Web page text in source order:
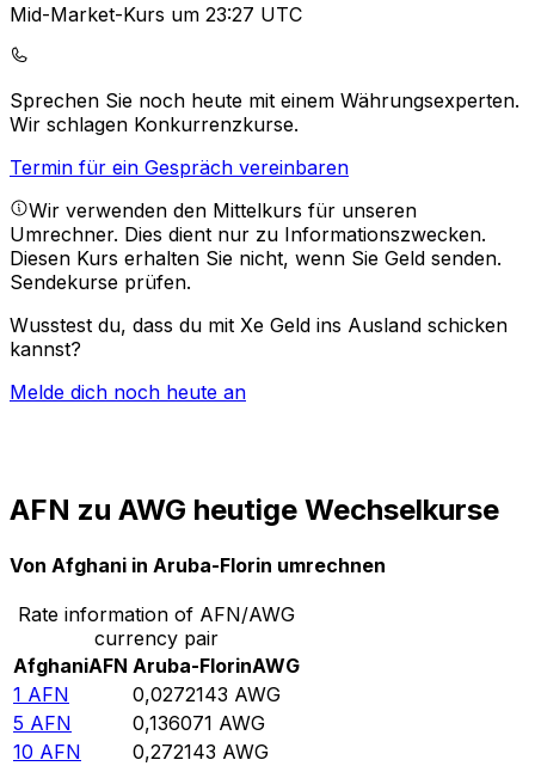
Mid-Market-Kurs um 23:27 UTC
Sprechen Sie noch heute mit einem Währungsexperten.
Wir schlagen Konkurrenzkurse.
Termin für ein Gespräch vereinbaren
Wir verwenden den Mittelkurs für unseren
Umrechner. Dies dient nur zu Informationszwecken.
Diesen Kurs erhalten Sie nicht, wenn Sie Geld senden.
Sendekurse prüfen.
Wusstest du, dass du mit Xe Geld ins Ausland schicken
kannst?
Melde dich noch heute an
AFN zu AWG heutige Wechselkurse
Von Afghani in Aruba-Florin umrechnen
Rate information of AFN/AWG
currency pair
AfghaniAFN Aruba-FlorinAWG
1 AFN 0,0272143 AWG
5 AFN 0,136071 AWG
10 AFN 0,272143 AWG